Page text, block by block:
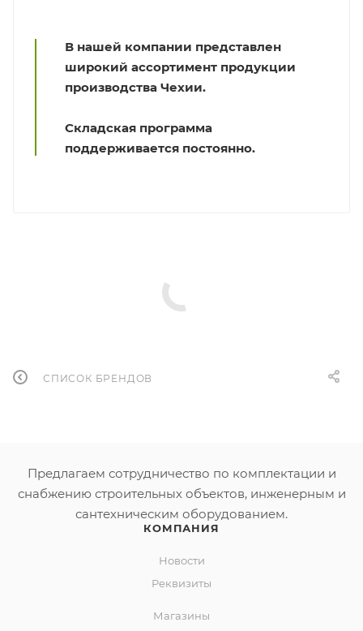
В нашей компании представлен
широкий ассортимент продукции
производства Чехии.
Складская программа
поддерживается постоянно.
СПИСОК БРЕНДОВ
Предлагаем сотрудничество по комплектации и
снабжению строительных объектов, инженерным и
сантехническим оборудованием.
КОМПАНИЯ
Новости
Реквизиты
Магазины